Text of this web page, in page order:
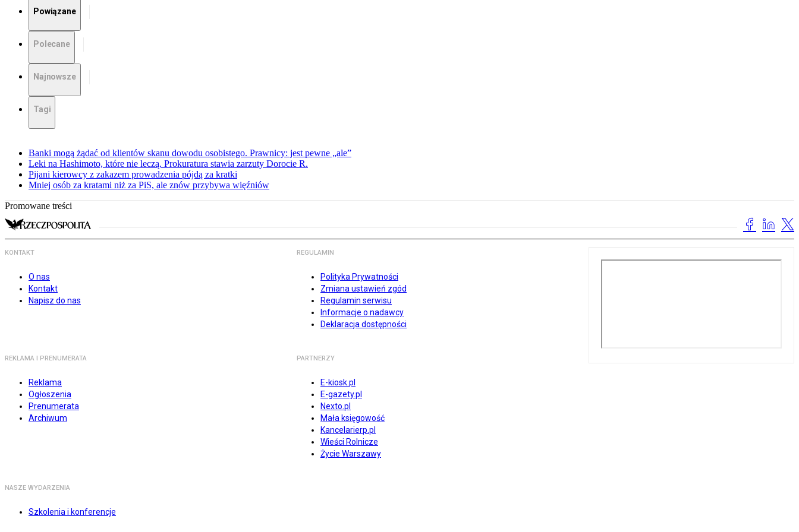
Powiązane
Polecane
Najnowsze
Tagi
Banki mogą żądać od klientów skanu dowodu osobistego. Prawnicy: jest pewne „ale”
Leki na Hashimoto, które nie leczą. Prokuratura stawia zarzuty Dorocie R.
Pijani kierowcy z zakazem prowadzenia pójdą za kratki
Mniej osób za kratami niż za PiS, ale znów przybywa więźniów
Promowane treści
KONTAKT
O nas
Kontakt
Napisz do nas
REGULAMIN
Polityka Prywatności
Zmiana ustawień zgód
Regulamin serwisu
Informacje o nadawcy
Deklaracja dostępności
REKLAMA I PRENUMERATA
Reklama
Ogłoszenia
Prenumerata
Archiwum
PARTNERZY
E-kiosk.pl
E-gazety.pl
Nexto.pl
Mała księgowość
Kancelarierp.pl
Wieści Rolnicze
Życie Warszawy
NASZE WYDARZENIA
Szkolenia i konferencje